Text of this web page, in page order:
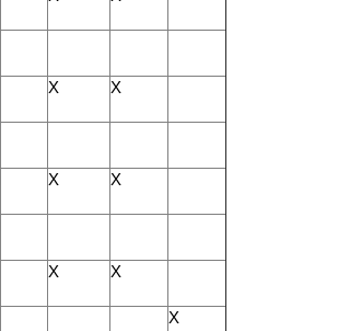
X X
X X
X X
X